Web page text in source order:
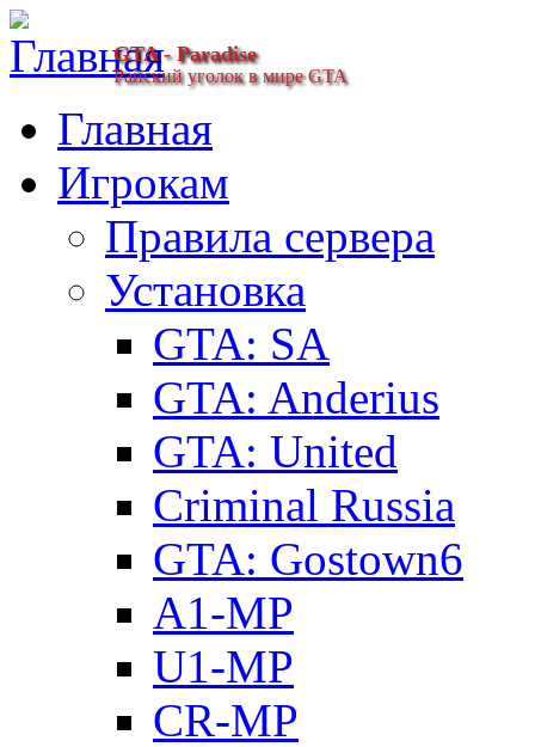
GTA - Paradise
Райский уголок в мире GTA
Главная
Игрокам
Правила сервера
Установка
GTA: SA
GTA: Anderius
GTA: United
Criminal Russia
GTA: Gostown6
A1-MP
U1-MP
CR-MP